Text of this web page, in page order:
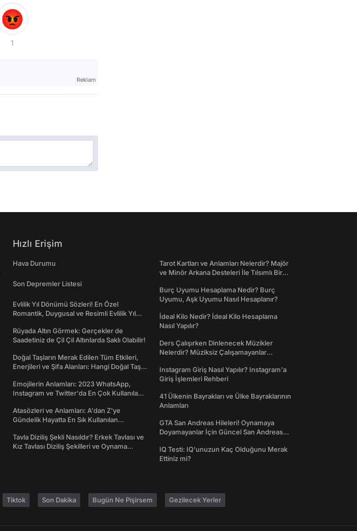
1
Reklam
Hızlı Erişim
Hava Durumu
Son Depremler Listesi
Evlilik Yıl Dönümü Sözleri! En Özel
Romantik, Duygusal ve Resimli Evlilik Yıl
Rüyada Altın Görmek: Gerçekler de
Saadetiniz de Çil Çil Altınlarda Saklı Olabilir!
Doğal Taşların Merak Edilen Tüm Etkileri,
Enerjileri ve Şifa Alanları: Hangi Doğal Taş
Emojilerin Anlamları: 2023 WhatsApp,
Instagram ve Twitter'da En Çok Kullanılan
Atasözleri ve Anlamları: A'dan Z'ye
Gündelik Hayatta En Sık Kullanılan
Tavla Diziliş Şekli Nasıldır? Erkek Tavlası ve
Kız Tavlası Diziliş Şekilleri ve Oynama
Tarot Kartları ve Anlamları Nelerdir? Majör
ve Minör Arkana Desteleri İle Tılsımlı Bir
Burç Uyumu Hesaplama Nedir? Burç
Uyumu, Aşk Uyumu Nasıl Hesaplanır?
İdeal Kilo Nedir? İdeal Kilo Hesaplama
Nasıl Yapılır?
Ders Çalışırken Dinlenecek Müzikler
Nelerdir? Müziksiz Çalışamayanlar
Instagram Giriş Nasıl Yapılır? Instagram'a
Giriş İşlemleri Rehberi
41 Ülkenin Bayrakları ve Ülke Bayraklarının
Anlamları
GTA San Andreas Hileleri! Oynamaya
Doyamayanlar İçin Güncel San Andreas
IQ Testi: IQ'unuzun Kaç Olduğunu Merak
Ettiniz mi?
Tiktok Son Dakika Bugün Ne Pişirsem Gezilecek Yerler